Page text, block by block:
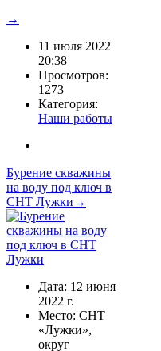
→
11 июля 2022
20:38
Просмотров:
1273
Категория:
Наши работы
Бурение скважины
на воду под ключ в
СНТ Лужки→
Дата: 12 июня
2022 г.
Место: СНТ
«Лужки»,
округ